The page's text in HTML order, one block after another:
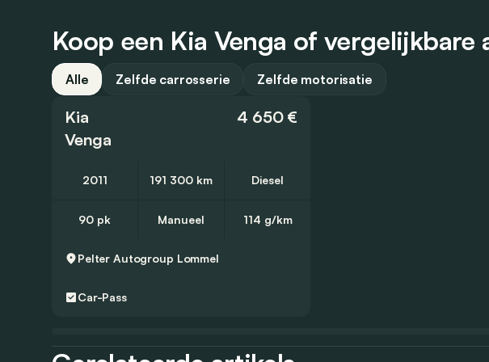
Koop een Kia Venga of vergelijkbare
Alle Zelfde carrosserie Zelfde motorisatie
Kia
Venga
4 650 €
2011 191 300 km Diesel
90 pk Manueel 114 g/km
Pelter Autogroup Lommel
Car-Pass